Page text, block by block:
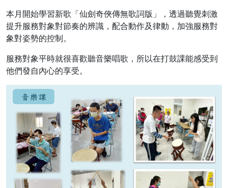
本月開始學習新歌「仙劍奇俠傳無歌詞版」，透過聽覺刺激
提升服務對象對節奏的辨識，配合動作及律動，加強服務對
象對姿勢的控制。
服務對象平時就很喜歡聽音樂唱歌，所以在打鼓課能感受到
他們發自內心的享受。